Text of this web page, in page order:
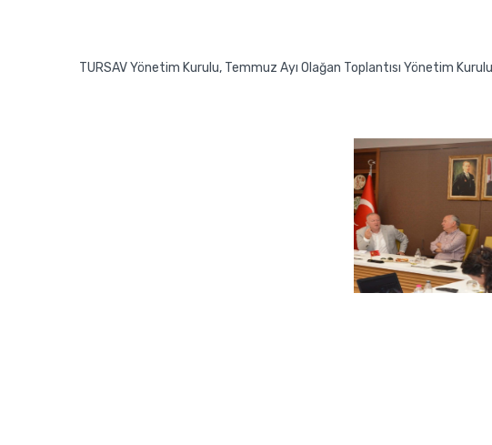
TURSAV Yönetim Kurulu, Temmuz Ayı Olağan Toplantısı Yönetim